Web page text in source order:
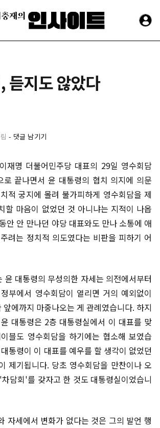
듣지도 않았다
- 댓글 남기기
재명 더불어민주당 대표의 29일 영수회담
끝나면서 윤 대통령의 협치 의지에 의문
적 궁지에 몰려 불가피하게 영수회담을 제
할 마음이 없었던 것 아니냐는 지적이 나옵
안 안 만나던 야당 대표와도 만나 소통에 애
려는 정치적 의도였다는 비판을 피하기 어
윤 대통령의 무성의한 자세는 의전에서부터
부에서 영수회담이 열리면 거의 예외없이
에까지 마중나오는 게 관례였습니다. 하지
대통령은 2층 대통령실에서 이 대표를 맞
블도 영수회담을 하기에는 협소해 보였습
통령이 이 대표를 예우를 할 생각이 없었던
제기됩니다. 당초 영수회담을 만찬이나 오
담회'를 갖자고 한 것도 대통령실이었습니
자세에서 변화가 없다는 것은 그의 발언 행